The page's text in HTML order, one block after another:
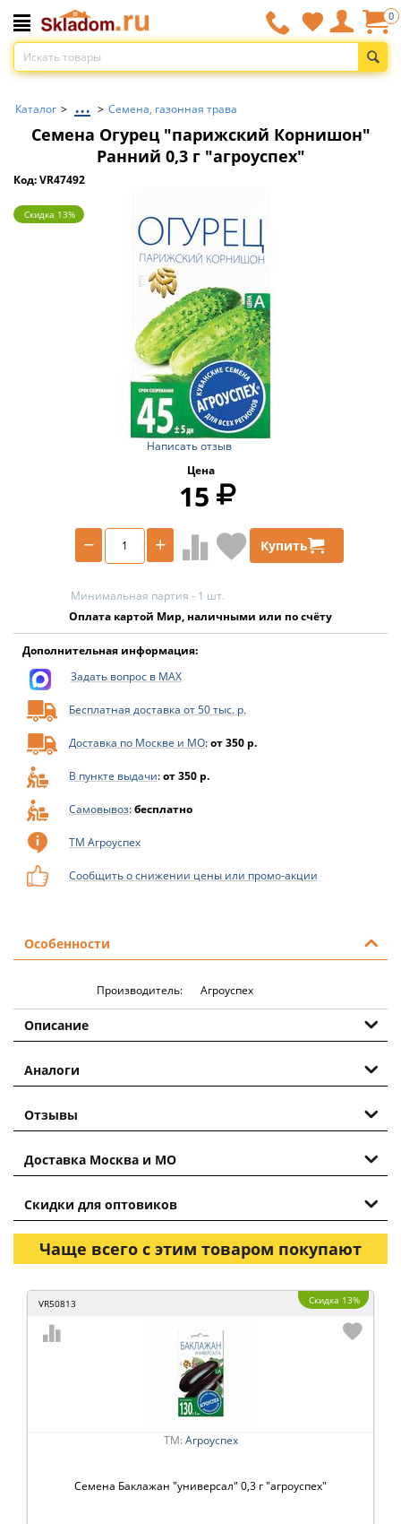
0
Каталог > ... > Семена, газонная трава
Семена Огурец "парижский Корнишон"
Ранний 0,3 г "агроуспех"
Код: VR47492
Скидка 13%
Написать отзыв
Цена
15
+
− Купить
Минимальная партия - 1 шт.
Оплата картой Мир, наличными или по счёту
Дополнительная информация:
Задать вопрос в MAX
Бесплатная доставка от 50 тыс. р.
Доставка по Москве и МО:от 350 р.
В пункте выдачи:от 350 р.
Самовывоз:бесплатно
ТМ Агроуспех
Сообщить о снижении цены или промо-акции
Особенности
Производитель: Агроуспех
Описание
Аналоги
Отзывы
Доставка Москва и МО
Скидки для оптовиков
Чаще всего с этим товаром покупают
VR50813 Скидка 13%
ТМ: Агроуспех
Семена Баклажан "универсал" 0,3 г "агроуспех"